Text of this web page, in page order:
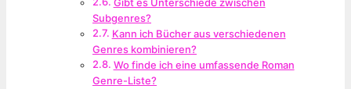
Subgenres?
Kann ich Bücher aus verschiedenen
Genres kombinieren?
Wo finde ich eine umfassende Roman
Genre-Liste?